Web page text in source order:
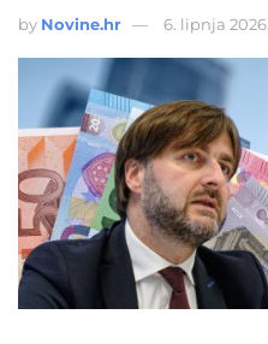
by Novine.hr 6. lipnja 2026.